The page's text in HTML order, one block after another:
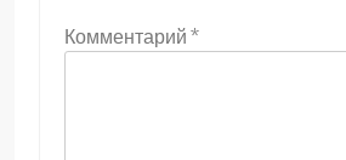
Комментарий *